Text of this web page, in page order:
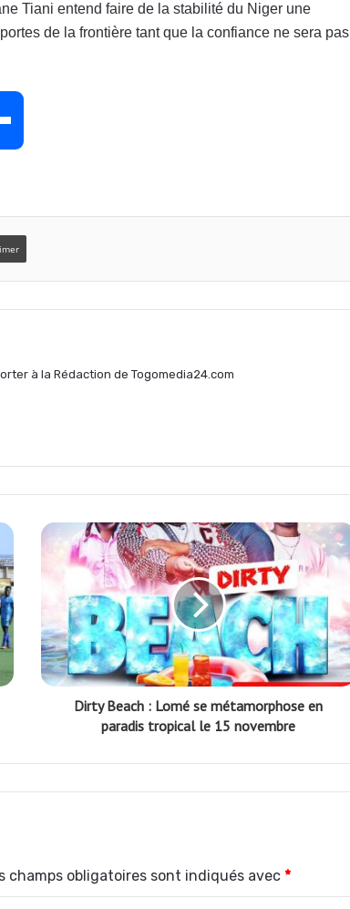
Tiani entend faire de la stabilité du Niger une
de la frontière tant que la confiance ne sera pas
r
e
à la Rédaction de Togomedia24.com
Dirty Beach : Lomé se métamorphose en
paradis tropical le 15 novembre
champs obligatoires sont indiqués avec *